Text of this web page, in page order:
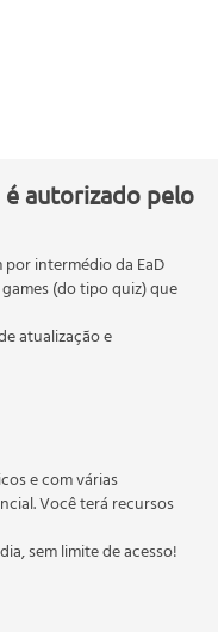
de Propriedades
Compostos
Aplicações e seus
dos
é autorizado pelo
intermédio da EaD
(do tipo quiz) que
atualização e
ao
desenvolvimento de
nacional de
de graduação e
são
Educação.
e com várias
Você terá recursos
sem limite de acesso!